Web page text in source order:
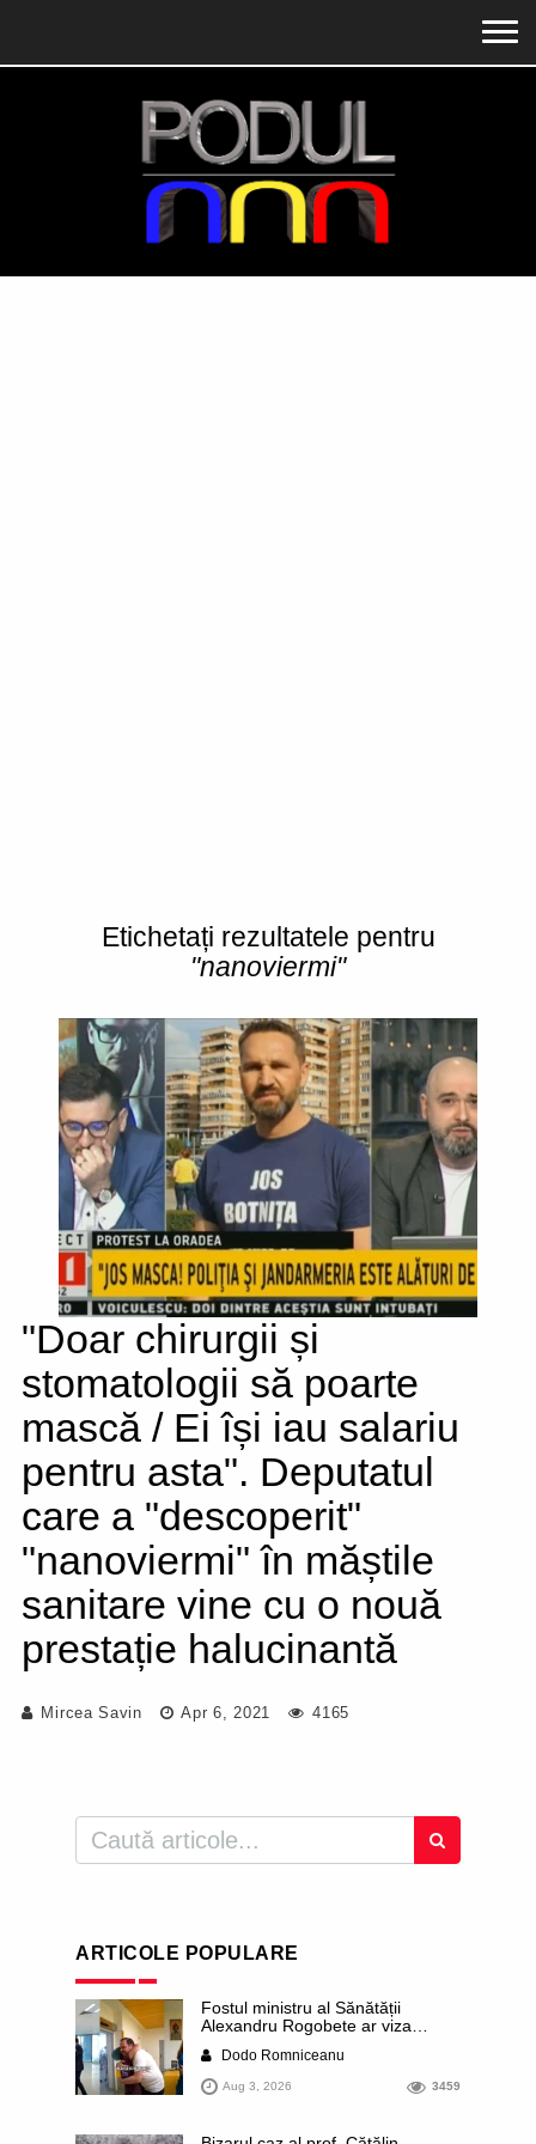
Etichetați rezultatele pentru
"nanoviermi"
"Doar chirurgii și
stomatologii să poarte
mască / Ei își iau salariu
pentru asta". Deputatul
care a "descoperit"
"nanoviermi" în măștile
sanitare vine cu o nouă
prestație halucinantă
Mircea Savin Apr 6, 2021 4165
ARTICOLE POPULARE
Fostul ministru al Sănătății
Alexandru Rogobete ar viza
al orașului Timișoara. Pesedistul
publică imagini demne de Coreea
de Nord cu femei din Timișoara
Dodo Romniceanu
Aug 3, 2026 3459